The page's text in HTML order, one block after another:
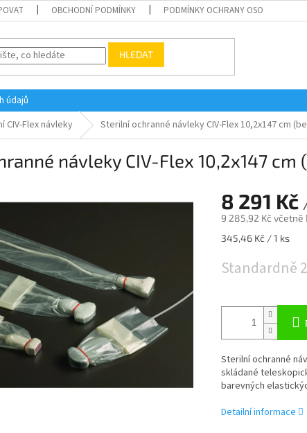
OBCHODNÍ PODMÍNKY PODMÍNKY OCHRANY OSOBNÍCH
HLEDAT
údajů
CIV-Flex návleky Sterilní ochranné návleky CIV-Flex 10,2x147 cm
návleky CIV-Flex 10,2x147 cm
8 291 Kč
9 285,92 Kč včetně
Měrná
345,46 Kč / 1 ks
Standardně
Sterilní ochranné
skládané
barevných
Detailní informace